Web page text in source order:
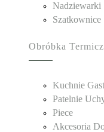
Nadziewarki
Szatkownice
Obróbka
Kuchnie
Patelnie
Piece
Akcesoria